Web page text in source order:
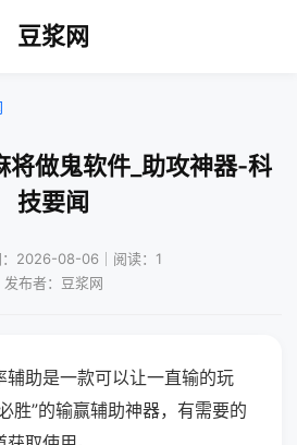
豆浆网
将做鬼软件_助攻神器-科
技要闻
：2026-08-06｜阅读：1
发布者：豆浆网
辅助是一款可以让一直输的玩
胜”的输赢辅助神器，有需要的